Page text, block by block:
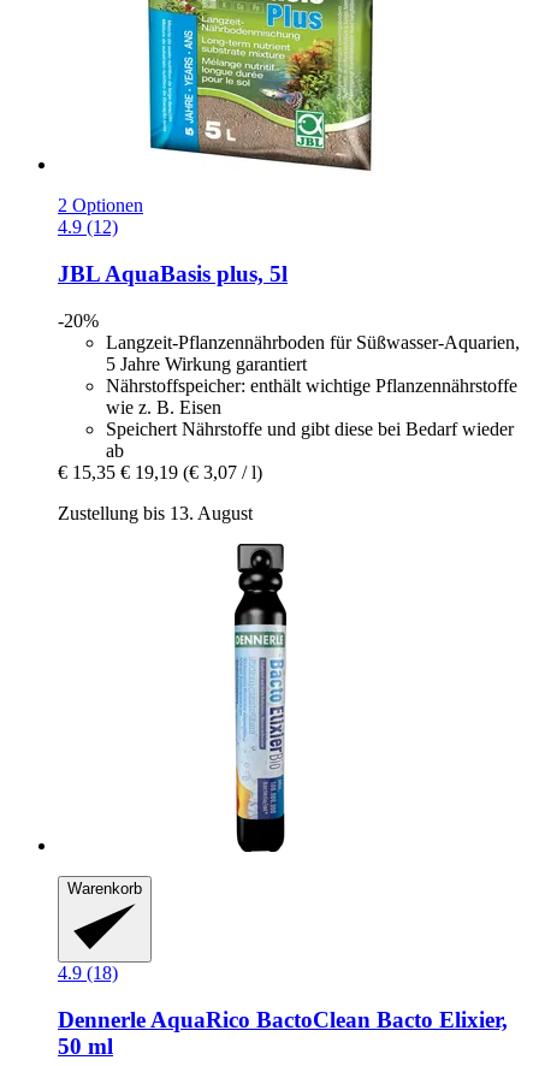
2 Optionen
4.9 (12)
JBL AquaBasis plus, 5l
-20%
Langzeit-Pflanzennährboden für Süßwasser-Aquarien,
5 Jahre Wirkung garantiert
Nährstoffspeicher: enthält wichtige Pflanzennährstoffe
wie z. B. Eisen
Speichert Nährstoffe und gibt diese bei Bedarf wieder
ab
€ 15,35 € 19,19 (€ 3,07 / l)
Zustellung bis 13. August
Warenkorb
4.9 (18)
Dennerle AquaRico BactoClean Bacto Elixier,
50 ml